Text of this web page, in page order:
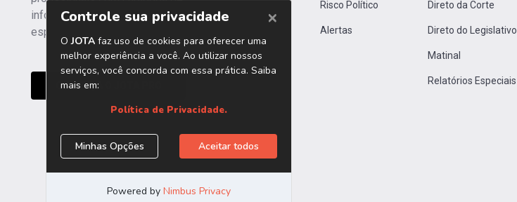
informações independentes e
especializadas.
CONHEÇA O JOTA PRO
Risco Político
Alertas
Direto da Corte
Direto do Legislativo
Matinal
Relatórios Especiais